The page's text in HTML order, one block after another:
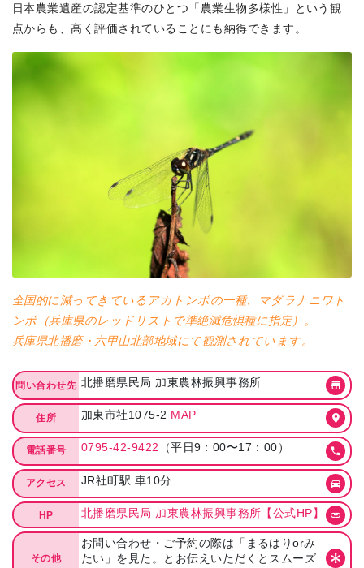
日本農業遺産の認定基準のひとつ「農業生物多様性」という観
点からも、高く評価されていることにも納得できます。
全国的に減ってきているアカトンボの一種、マダラナニワト
ンボ（兵庫県のレッドリストで準絶滅危惧種に指定）。
兵庫県北播磨・六甲山北部地域にて観測されています。
問い合わせ先 北播磨県民局 加東農林振興事務所
住所 加東市社1075-2 MAP
電話番号 0795-42-9422 （平日9：00〜17：00）
アクセス JR社町駅 車10分
HP 北播磨県民局 加東農林振興事務所【公式HP】
その他
お問い合わせ・ご予約の際は「まるはりorみ
たい」を見た。とお伝えいただくとスムーズ